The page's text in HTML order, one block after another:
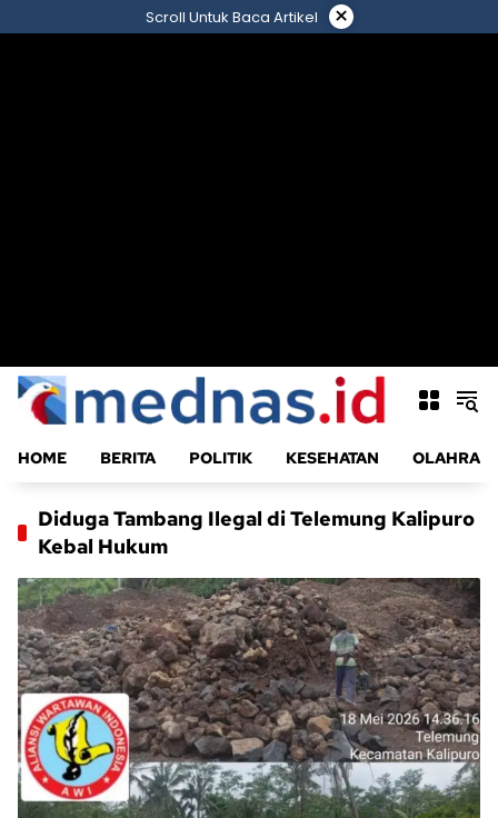
ke
Scroll Untuk Baca Artikel ×
HOME BERITA POLITIK KESEHATAN
Diduga Tambang Ilegal di Telemung Kalipuro
Kebal Hukum